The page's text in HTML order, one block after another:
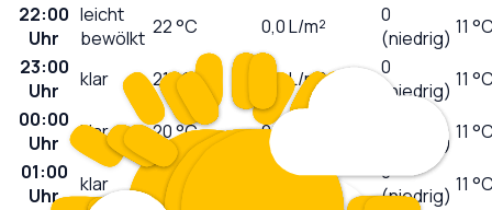
22:00
Uhr
leicht
bewölkt 22°C 0,0L/m²
0
(niedrig) 11
23:00
Uhr
klar 21°C 0,0L/m²
0
(niedrig) 11
00:00
Uhr
klar 20°C 0,0
(niedrig) 11
01:00
Uhr
klar 19°C L/m²
0
(niedrig) 11